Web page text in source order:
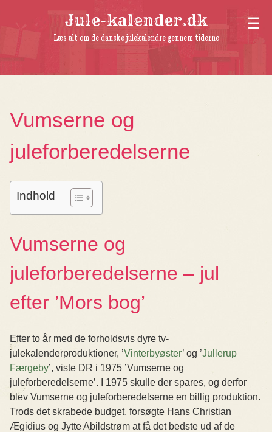
Jule-kalender.dk
Læs alt om de danske julekalendre gennem tiderne
Vumserne og
juleforberedelserne
Indhold
Vumserne og
juleforberedelserne – jul
efter ’Mors bog’
Efter to år med de forholdsvis dyre tv-
julekalenderproduktioner, ’Vinterbyøster’ og ’Jullerup
Færgeby’, viste DR i 1975 ’Vumserne og
juleforberedelserne’. I 1975 skulle der spares, og derfor
blev Vumserne og juleforberedelserne en billig produktion.
Trods det skrabede budget, forsøgte Hans Christian
Ægidius og Jytte Abildstrøm at få det bedste ud af de